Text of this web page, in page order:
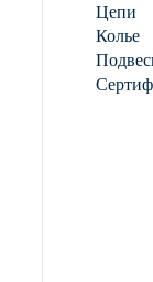
Цепи
Колье